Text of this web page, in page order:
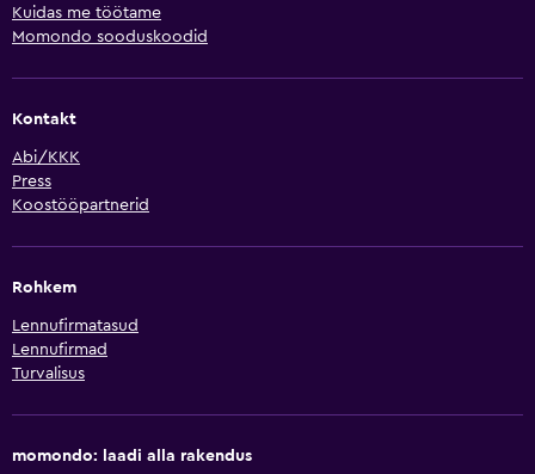
Kuidas me töötame
Momondo sooduskoodid
Kontakt
Abi/KKK
Press
Koostööpartnerid
Rohkem
Lennufirmatasud
Lennufirmad
Turvalisus
momondo: laadi alla rakendus